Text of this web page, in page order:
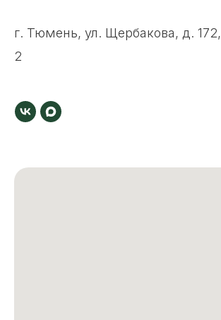
г. Тюмень, ул. Щербакова, д.
2